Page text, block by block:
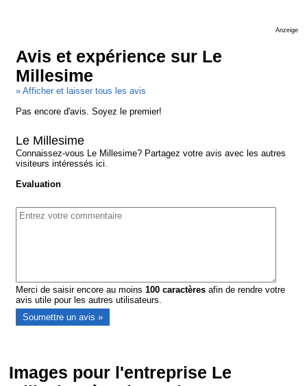
Anzeige
Avis et expérience sur Le
Millesime
» Afficher et laisser tous les avis
Pas encore d'avis. Soyez le premier!
Le Millesime
Connaissez-vous Le Millesime? Partagez votre avis avec les autres
visiteurs intéressés ici.
Evaluation
Merci de saisir encore au moins100 caractères afin de rendre votre
avis utile pour les autres utilisateurs.
Images pour l'entreprise Le